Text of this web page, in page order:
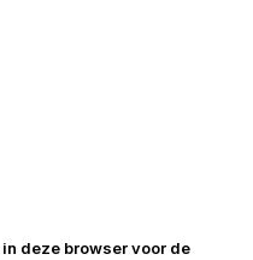
deze browser voor de